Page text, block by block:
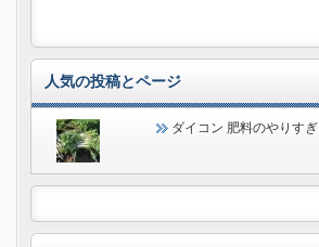
人気の投稿とページ
ダイコン 肥料のやりすぎ